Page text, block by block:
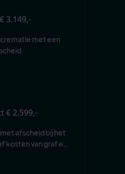
€ 3.149,-
met een
€ 2.599,-
afscheid bij het
kosten van graf en